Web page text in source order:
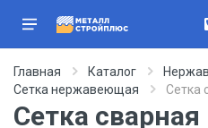
Главная Каталог
Сетка нержавеющая
Сетка
Сетка сварная